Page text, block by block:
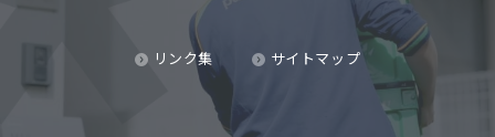
リンク集 サイトマップ